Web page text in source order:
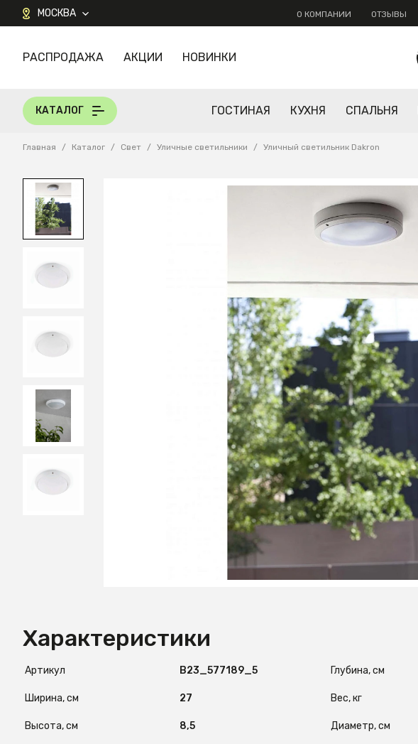
МОСКВА О КОМПАНИИ ОТЗЫВЫ
КАТАЛОГ
РАСПРОДАЖА АКЦИИ НОВИНКИ
КАТАЛОГ ГОСТИНАЯ КУХНЯ СПАЛЬНЯ
Главная / Каталог / Свет / Уличные светильники / Уличный светильник Dakron
Характеристики
Артикул B23_577189_5
Ширина, см 27
Высота, см 8,5
Глубина, см
Вес, кг
Диаметр, см